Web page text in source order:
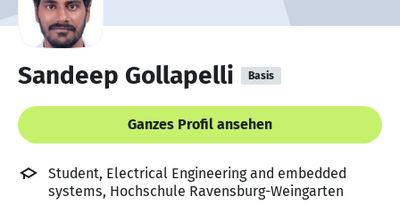
Sandeep Gollapelli Basis
Ganzes Profil ansehen
Student, Electrical Engineering and embedded
systems, Hochschule Ravensburg-Weingarten